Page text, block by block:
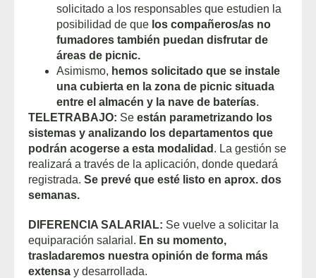
solicitado a los responsables que estudien la
posibilidad de que los compañeros/as no
fumadores también puedan disfrutar de
áreas de picnic.
Asimismo, hemos solicitado que se instale
una cubierta en la zona de picnic situada
entre el almacén y la nave de baterías.
TELETRABAJO: Se están parametrizando los
sistemas y analizando los departamentos que
podrán acogerse a esta modalidad . La gestión se
realizará a través de la aplicación, donde quedará
registrada. Se prevé que esté listo en aprox. dos
semanas.
DIFERENCIA SALARIAL: Se vuelve a solicitar la
equiparación salarial. En su momento,
trasladaremos nuestra opinión de forma más
extensa y desarrollada.